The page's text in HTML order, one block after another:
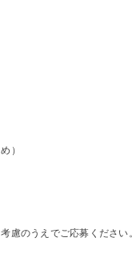
）
慮のうえでご応募ください